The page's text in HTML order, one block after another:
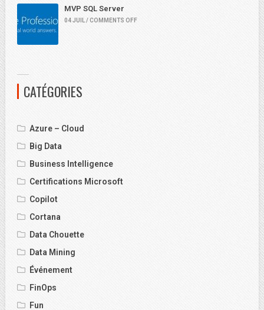
MVP SQL Server
04 JUIL / COMMENTS OFF
CATÉGORIES
Azure – Cloud
Big Data
Business Intelligence
Certifications Microsoft
Copilot
Cortana
Data Chouette
Data Mining
Événement
FinOps
Fun